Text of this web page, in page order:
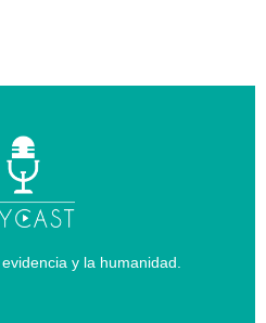
y la humanidad.